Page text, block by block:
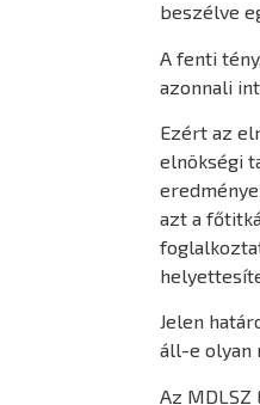
beszélve
A fenti
azonnali
Ezért az
elnökségi
azt a
Jelen
áll-e olyan
Az MDLSZ